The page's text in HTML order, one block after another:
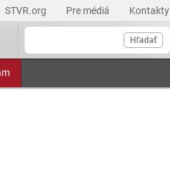
STVR.org Pre médiá Kontakty
Hľadať